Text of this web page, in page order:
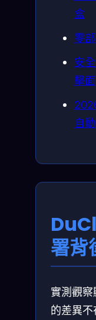
盒
零
安
擊面
自
署背
實測觀
的差異